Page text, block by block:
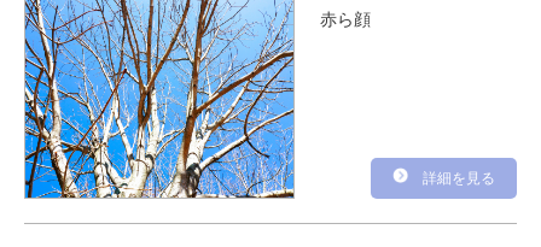
赤ら顔
詳細を見る